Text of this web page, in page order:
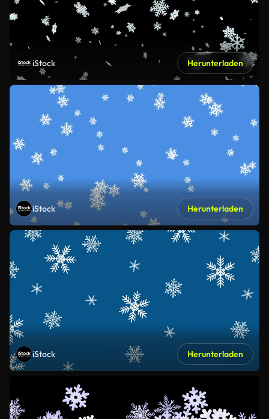
iStock Herunterladen
iStock Herunterladen
iStock Herunterladen